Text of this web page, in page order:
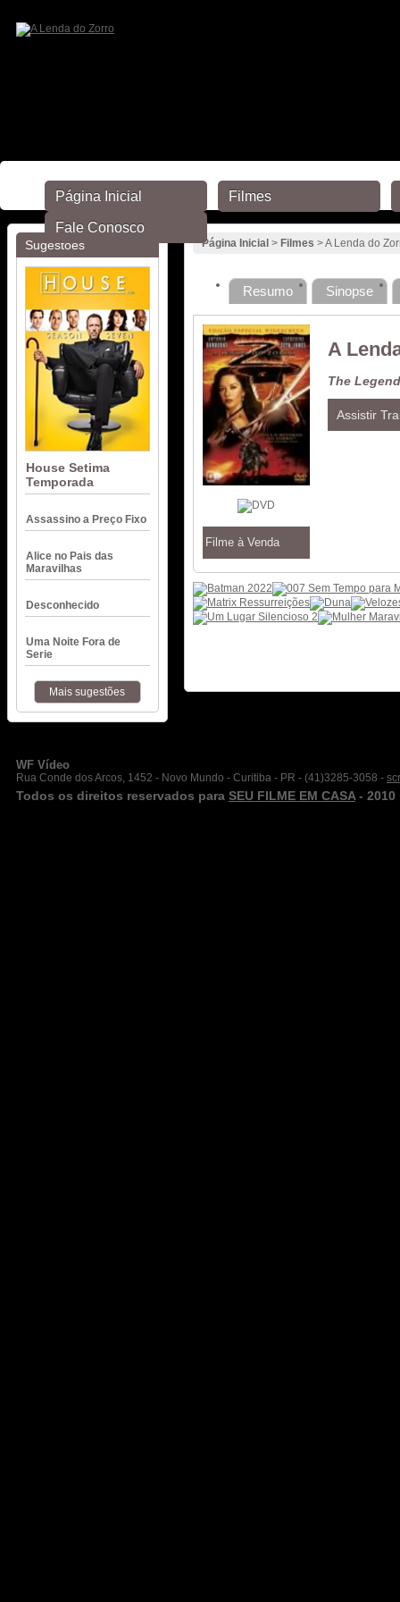
Sugestões
House Setima
Temporada
Assassino a Preço Fixo
Alice no Pais das
Maravilhas
Desconhecido
Uma Noite Fora de
Serie
Mais sugestões
Página Inicial > Filmes > A Lenda do
Resumo Sinopse
Filme à Venda
A
The
Assistir
WF Vídeo
Rua Conde dos Arcos, 1452 - Novo Mundo - Curitiba - PR - (41)3285-3058 -
Todos os direitos reservados para SEU FILME EM CASA - 2010
Página Inicial Filmes
Fale Conosco